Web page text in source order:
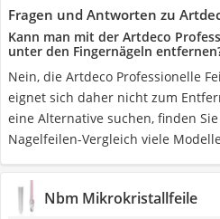
Fragen und Antworten zu
Kann man mit der Artdeco
unter den Fingernägeln
Nein, die Artdeco Professionelle
eignet sich daher nicht zum
eine Alternative suchen, finden
Nagelfeilen-Vergleich viele
Nbm Mikrokristallfeile